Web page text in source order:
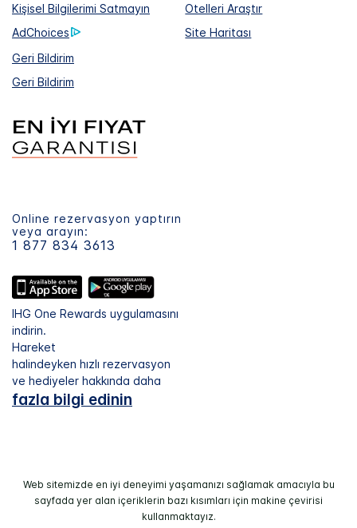
Kişisel Bilgilerimi Satmayın
Otelleri Araştır
AdChoices
Site Haritası
Geri Bildirim
Geri Bildirim
Online rezervasyon yaptırın
veya arayın:
1 877 834 3613
IHG One Rewards uygulamasını
indirin.
Hareket
halindeyken hızlı rezervasyon
ve hediyeler hakkında daha
fazla bilgi edinin
Web sitemizde en iyi deneyimi yaşamanızı sağlamak amacıyla bu
sayfada yer alan içeriklerin bazı kısımları için makine çevirisi
kullanmaktayız.